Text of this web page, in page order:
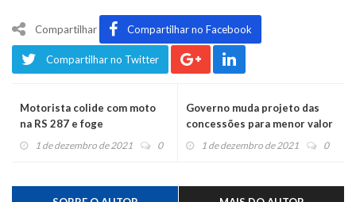
Compartilhar Compartilhar no Facebook
Compartilhar no Twitter
Motorista colide com moto
na RS 287 e foge
1 de dezembro de 2021 0
Governo muda projeto das
concessões para menor valor
nas tarifas de pedágio, com
1 de dezembro de 2021 0